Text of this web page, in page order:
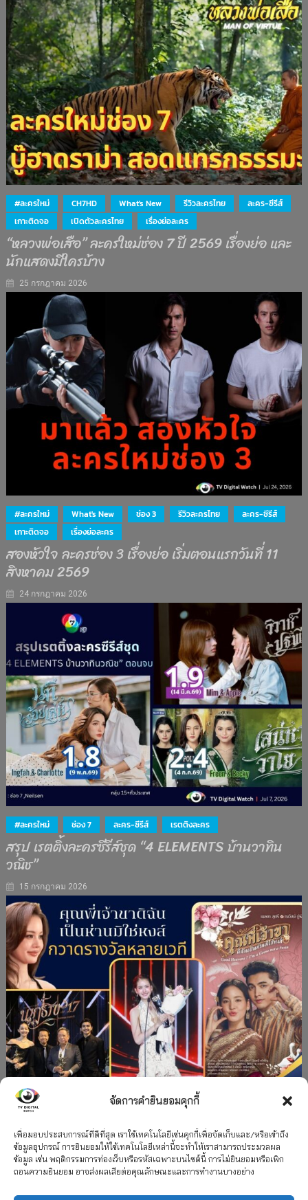
จัดการคำยินยอมคุกกี้
เพื่อมอบประสบการณ์ที่ดีที่สุด เราใช้เทคโนโลยีเช่นคุกกี้เพื่อจัดเก็บและ/หรือเข้าถึง
ข้อมูลอุปกรณ์ การยินยอมให้ใช้เทคโนโลยีเหล่านี้จะทำให้เราสามารถประมวลผล
ข้อมูล เช่น พฤติกรรมการท่องเว็บหรือรหัสเฉพาะบนไซต์นี้ การไม่ยินยอมหรือเพิก
ถอนความยินยอม อาจส่งผลเสียต่อคุณลักษณะและการทำงานบางอย่าง
#ละครใหม่ CH7HD What's New รีวิวละครไทย
ละคร-ซีรีส์
เกาะติดจอ
เปิดตัวละครไทย เรื่องย่อละคร
“หลวงพ่อเสือ” ละครใหม่ช่อง 7 ปี 2569 เรื่องย่อ และ
นักแสดงมีใครบ้าง
25 กรกฎาคม 2026
#ละครใหม่ What's New ช่อง 3 รีวิวละครไทย
ละคร-ซีรีส์
เกาะติดจอ
เรื่องย่อละคร
สองหัวใจ ละครช่อง 3 เรื่องย่อ เริ่มตอนแรกวันที่ 11
สิงหาคม 2569
24 กรกฎาคม 2026
#ละครใหม่ ช่อง 7 ละคร-ซีรีส์ เรตติงละคร
สรุป เรตติ้งละครซีรีส์ชุด “4 ELEMENTS บ้านวาทิน
วณิช”
15 กรกฎาคม 2026
”คุณพี่เจ้าขาดิฉันเป็นห่านมิใช่หงส์” กวาดรางวัล
เพียบ จาก 8 เวที